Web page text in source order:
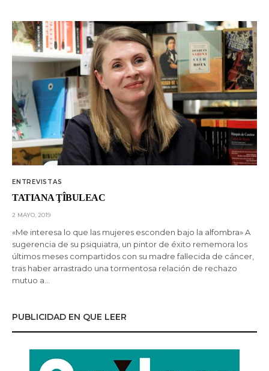
ENTREVISTAS
TATIANA ŢÎBULEAC
2 MAYO, 2019
«Me interesa lo que las mujeres esconden bajo la alfombra» A
sugerencia de su psiquiatra, un pintor de éxito rememora los
últimos meses compartidos con su madre fallecida de cáncer,
tras haber arrastrado una tormentosa relación de rechazo
mutuo a…
PUBLICIDAD EN QUE LEER